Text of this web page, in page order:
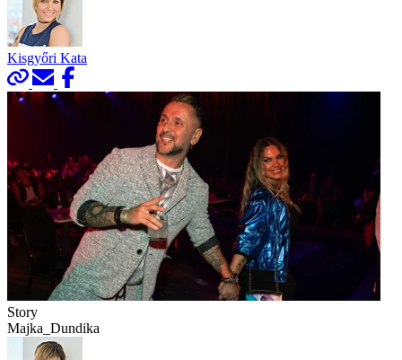
Kisgyőri Kata
Story
Majka_Dundika